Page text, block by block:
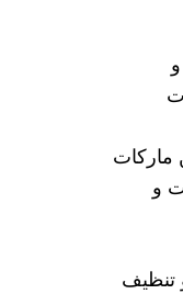
ماركات
و
تنظيف